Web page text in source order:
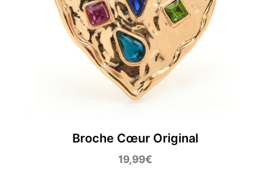
Broche Cœur Original
19,99€